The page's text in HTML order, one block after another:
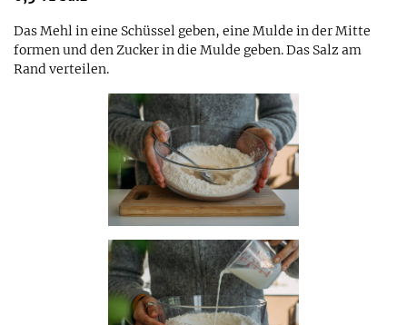
Das Mehl in eine Schüssel geben, eine Mulde in der Mitte
formen und den Zucker in die Mulde geben. Das Salz am
Rand verteilen.